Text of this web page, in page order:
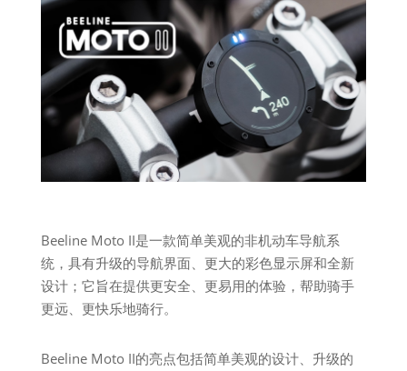
Beeline Moto II是一款简单美观的非机动车导航系
统，具有升级的导航界面、更大的彩色显示屏和全新
设计；它旨在提供更安全、更易用的体验，帮助骑手
更远、更快乐地骑行。
Beeline Moto II的亮点包括简单美观的设计、升级的